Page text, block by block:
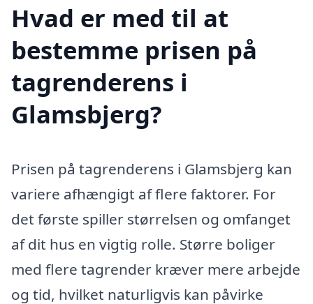
Hvad er med til at
bestemme prisen på
tagrenderens i
Glamsbjerg?
Prisen på tagrenderens i Glamsbjerg kan
variere afhængigt af flere faktorer. For
det første spiller størrelsen og omfanget
af dit hus en vigtig rolle. Større boliger
med flere tagrender kræver mere arbejde
og tid, hvilket naturligvis kan påvirke